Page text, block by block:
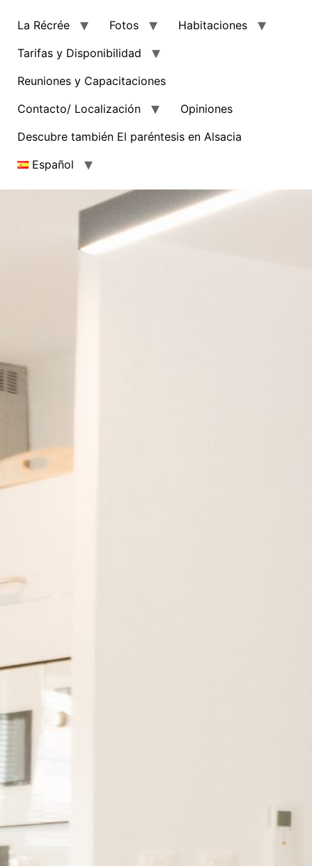
La Récrée Fotos
Habitaciones
Tarifas y Disponibilidad
Reuniones y Capacitaciones
Contacto/ Localización
Opiniones
Descubre también El paréntesis en Alsacia
Español